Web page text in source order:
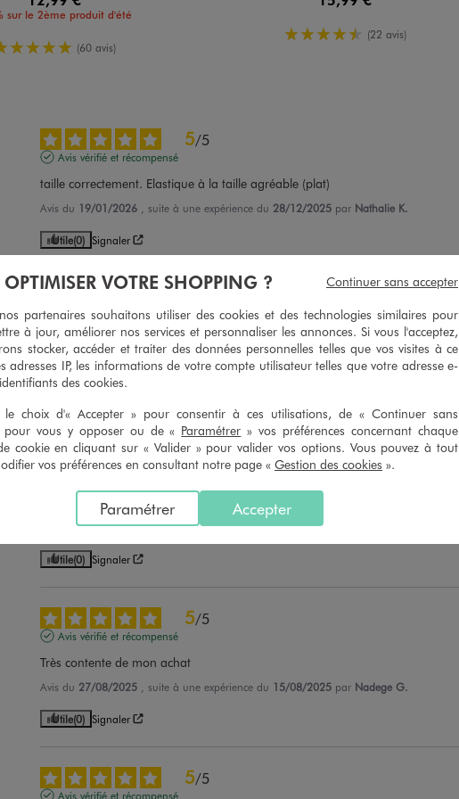
sur le 2ème produit d'été
5/5 de moyenne
(60 avis)
4.5/5 de moyenne
(22 avis)
5/5
Avis vérifié et récompensé
taille correctement. Elastique à la taille agréable (plat)
Avis du 19/01/2026 , suite à une expérience du 28/12/2025 par Nathalie K.
Utile(0) Signaler
Avis vérifié et récompensé
Bon produit
Avis du27/09/2025 , suite à une expérience du10/09/2025 parSylvie M.
5/ 5
Avis vérifié et récompensé
Ma fille l adore
Avis du23/09/2025 , suite à une expérience du30/08/2025
Utile(0) Signaler
5/5
Avis vérifié et récompensé
Très contente de mon achat
Avis du 27/08/2025 , suite à une expérience du 15/08/2025 par Nadege G.
Utile(0) Signaler
5/5
Avis vérifié et récompensé
OPTIMISER VOTRE SHOPPING ?
partenaires souhaitons utiliser des cookies et des technologies similaires pour
à jour, améliorer nos services et personnaliser les annonces. Si vous l'acceptez,
stocker, accéder et traiter des données personnelles telles que vos visites à ce
adresses IP, les informations de votre compte utilisateur telles que votre adresse e-
des cookies.
le choix d'« Accepter » pour consentir à ces utilisations, de « Continuer sans
pour vous y opposer ou de « Paramétrer » vos préférences concernant chaque
cookie en cliquant sur « Valider » pour valider vos options. Vous pouvez à tout
vos préférences en consultant notre page « Gestion des cookies ».
Accepter
Paramétrer
Continuer sans accepter